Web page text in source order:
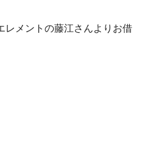
レメントの藤江さんよりお借